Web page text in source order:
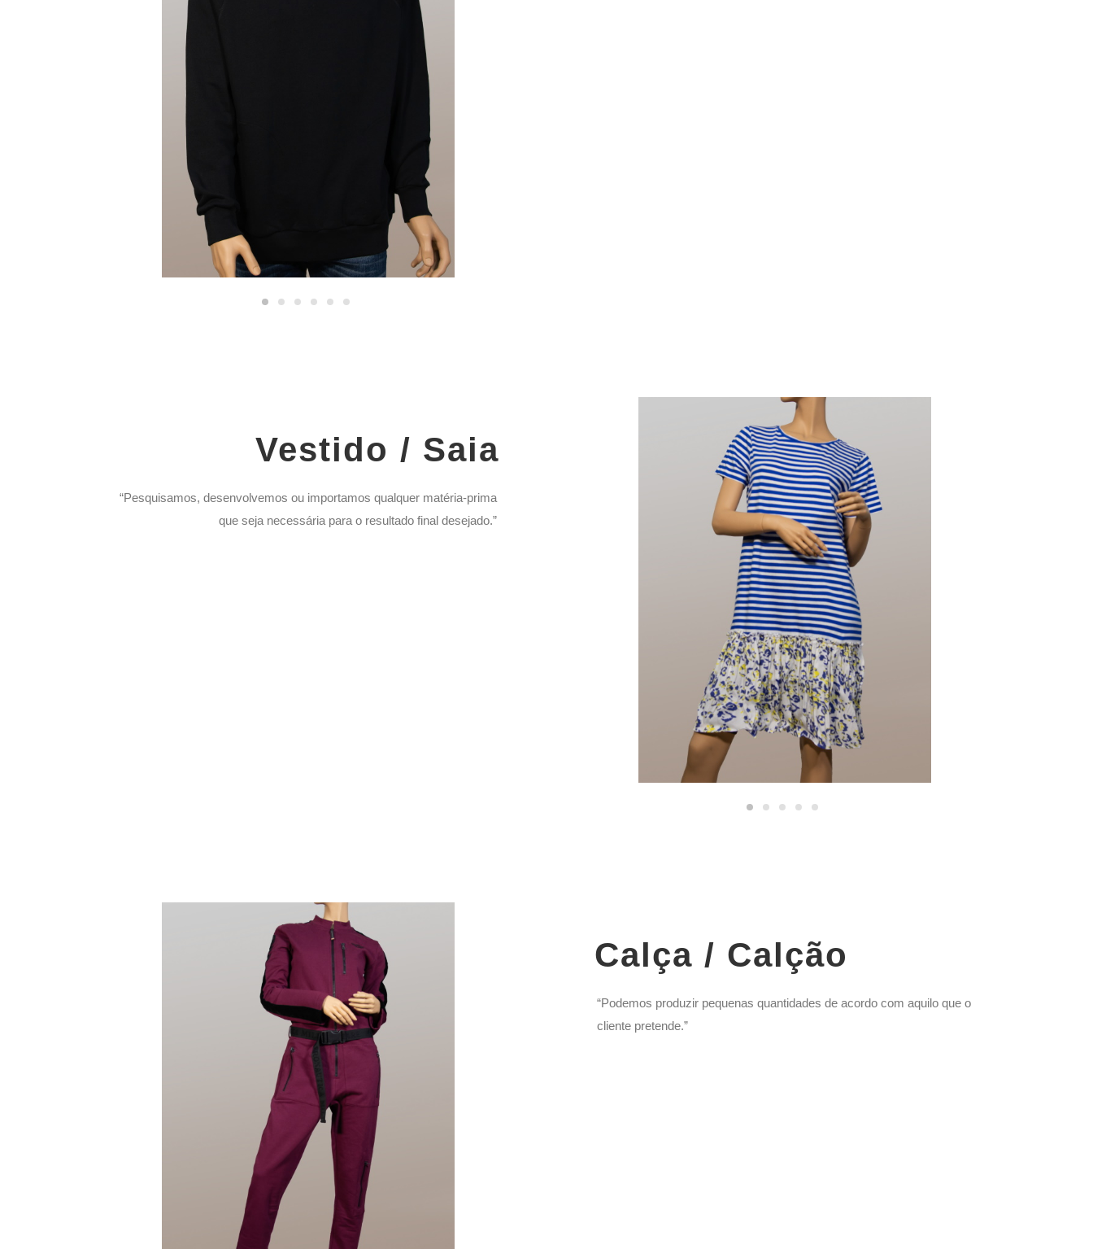
Vestido / Saia
“Pesquisamos, desenvolvemos ou importamos qualquer matéria-prima
que seja necessária para o resultado final desejado.”
Calça / Calção
“Podemos produzir pequenas quantidades de acordo com aquilo que o
cliente pretende.”